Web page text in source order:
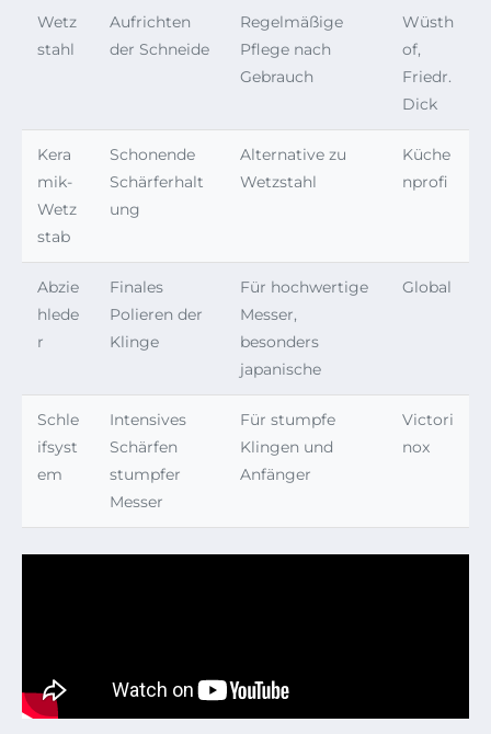
Wetz
stahl
Aufrichten
der Schneide
Regelmäßige
Pflege nach
Gebrauch
Wüsth
of,
Friedr.
Dick
Kera
mik-
Wetz
stab
Schonende
Schärferhalt
ung
Alternative zu
Wetzstahl
Küche
nprofi
Abzie
hlede
r
Finales
Polieren der
Klinge
Für hochwertige
Messer,
besonders
japanische
Global
Schle
ifsyst
em
Intensives
Schärfen
stumpfer
Messer
Für stumpfe
Klingen und
Anfänger
Victori
nox